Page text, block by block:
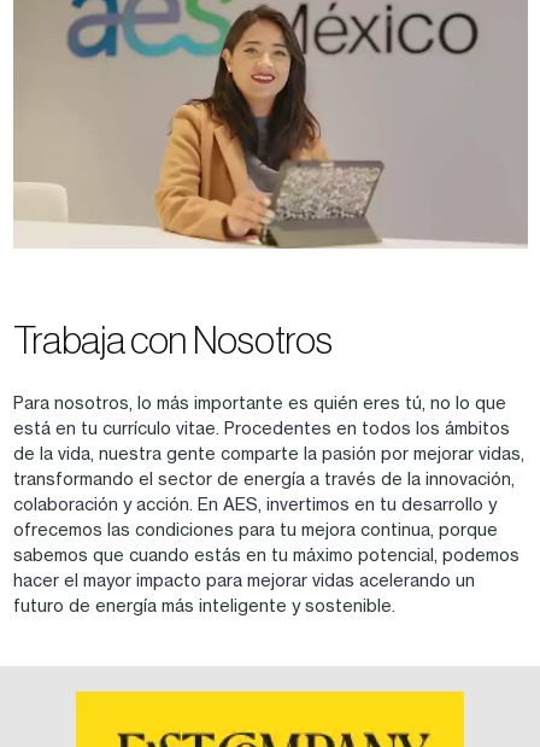
Trabaja con Nosotros
Para nosotros, lo más importante es quién eres tú, no lo que
está en tu currículo vitae. Procedentes en todos los ámbitos
de la vida, nuestra gente comparte la pasión por mejorar vidas,
transformando el sector de energía a través de la innovación,
colaboración y acción. En AES, invertimos en tu desarrollo y
ofrecemos las condiciones para tu mejora continua, porque
sabemos que cuando estás en tu máximo potencial, podemos
hacer el mayor impacto para mejorar vidas acelerando un
futuro de energía más inteligente y sostenible.